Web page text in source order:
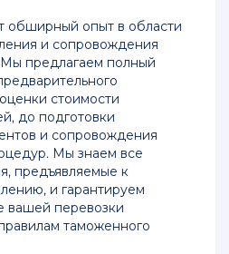
обширный опыт в области
и сопровождения
Мы предлагаем полный
стоимости
до подготовки
и сопровождения
Мы знаем все
предъявляемые к
и гарантируем
вашей перевозки
таможенного